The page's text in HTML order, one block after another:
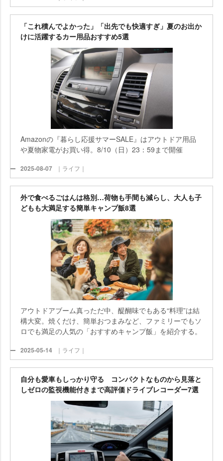
「これ積んでよかった」「出先でも快適すぎ」夏のお出か
けに活躍するカー用品おすすめ5選
Amazonの『暮らし応援サマーSALE』はアウトドア用品
夏物家電がお買い得。8/10（日）23：59まで開催
2025-08-07 ｜ライフ｜
外で食べるごはんは格別…荷物も手間も減らし、大人も子
どもも大満足する簡単キャンプ飯8選
アウトドアブーム真っただ中、醍醐味でもある“料理”は結
構大変。焼くだけ、簡単おつまみなど、ファミリーでもソ
ロでも満足の人気の「おすすめキャンプ飯」を紹介する。
2025-05-14 ｜ライフ｜
自分も愛車もしっかり守る コンパクトなものから見落と
しゼロの監視機能付きまで高評価ドライブレコーダー7選